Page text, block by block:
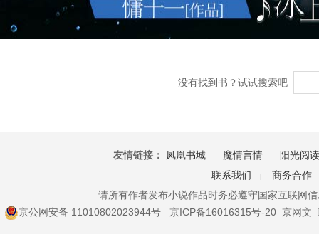
没有找到书？试试搜索吧
友情链接： 凤凰书城 魔情言情
阳光阅
联系我们
|
商务合作
请所有作者发布小说作品时务必遵守国家互联网
京公网安备 11010802023944号
京ICP备16016315号-20 京网文